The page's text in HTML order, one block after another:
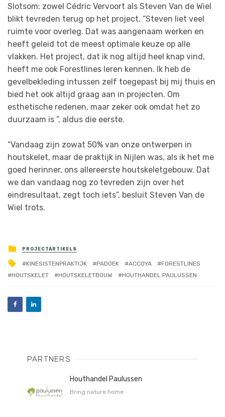
Slotsom: zowel Cédric Vervoort als Steven Van de Wiel
blikt tevreden terug op het project. “Steven liet veel
ruimte voor overleg. Dat was aangenaam werken en
heeft geleid tot de meest optimale keuze op alle
vlakken. Het project, dat ik nog altijd heel knap vind,
heeft me ook Forestlines leren kennen. Ik heb de
gevelbekleding intussen zelf toegepast bij mij thuis en
bied het ook altijd graag aan in projecten. Om
esthetische redenen, maar zeker ook omdat het zo
duurzaam is ”, aldus die eerste.
“Vandaag zijn zowat 50% van onze ontwerpen in
houtskelet, maar de praktijk in Nijlen was, als ik het me
goed herinner, ons allereerste houtskeletgebouw. Dat
we dan vandaag nog zo tevreden zijn over het
eindresultaat, zegt toch iets”, besluit Steven Van de
Wiel trots.
PROJECTARTIKELS
KINESISTENPRAKTIJK PADOEK ACCOYA
FORESTLINES
HOUTSKELET
HOUTSKELETBOUW HOUTHANDEL PAULUSSEN
PARTNERS
Houthandel Paulussen
Bring nature home